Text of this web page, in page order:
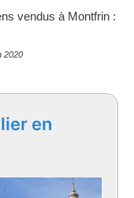
vendus à Montfrin :
2020
en